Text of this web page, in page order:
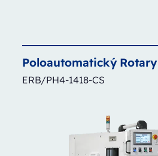
Poloautomatický Rotary
ERB/PH4-1418-CS